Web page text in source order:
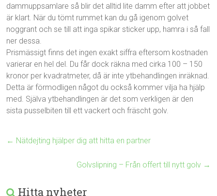
dammuppsamlare så blir det alltid lite damm efter att jobbet
är klart. När du tömt rummet kan du gå igenom golvet
noggrant och se till att inga spikar sticker upp, hamra i så fall
ner dessa.
Prismässigt finns det ingen exakt siffra eftersom kostnaden
varierar en hel del. Du får dock räkna med cirka 100 – 150
kronor per kvadratmeter, då är inte ytbehandlingen inräknad.
Detta är förmodligen något du också kommer vilja ha hjälp
med. Själva ytbehandlingen är det som verkligen är den
sista pusselbiten till ett vackert och fräscht golv.
← Nätdejting hjälper dig att hitta en partner
Golvslipning – Från offert till nytt golv →
Hitta nyheter